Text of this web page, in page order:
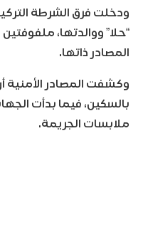
ودخلت فرق الشرطة
“حلا” ووالدتها،
المصادر ذاتها.
وكشفت المصادر الأمنية
بالسكين، فيما بدأت
ملابسات الجريمة.